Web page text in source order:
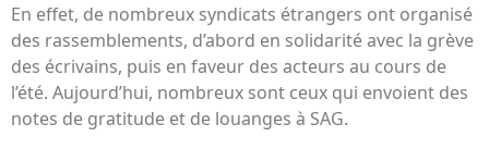
En effet, de nombreux syndicats étrangers ont organisé
des rassemblements, d’abord en solidarité avec la grève
des écrivains, puis en faveur des acteurs au cours de
l’été. Aujourd’hui, nombreux sont ceux qui envoient des
notes de gratitude et de louanges à SAG.